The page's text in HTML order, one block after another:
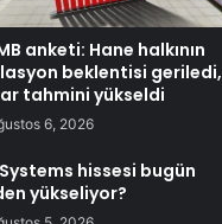
anketi: Hane halkının
beklentisi geriledi,
tahmini yükseldi
6, 2026
hissesi bugün
yükseliyor?